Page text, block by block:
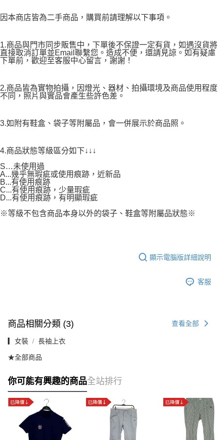
因本商店皆為二手商品，購買前請理解以下事項。
1.商品與門市同步販售中，下單後不保證一定有貨，如遇沒貨將
直接取消訂單並Email聯繫您。造成不便，還請見諒。如有疑慮
下單前，歡迎至客服中心留言，謝謝！
2.商品皆為實物拍攝，因燈光、器材、拍攝環境及商品使用程度
不同，照片與實品會產生些許色差。
3.如附有鞋盒、袋子等附屬品，會一併展示於商品照。
4.商品狀態等級區分如下↓↓↓
S…未使用過
A...幾乎無瑕疵或使用痕跡，近新品
B...有使用痕跡
C...有使用痕跡，少量瑕疵
D...有使用痕跡，有明顯瑕疵
※等級不包含商品本身以外的袋子、鞋盒等附屬品狀態※
顯示電腦版詳細說明
客服
商品相關分類 (3) 查看全部
▎女裝 長袖上衣
★全部商品
你可能有興趣的商品全站排行